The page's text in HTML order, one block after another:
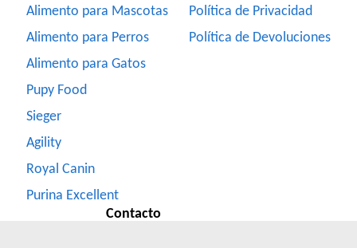
Winy Adultos
Xtreme Dog Criadores Perro Adulto
Xtreme Dog Perro Adulto
Zimpi Perro Adulto
Alimento para Mascotas
Alimento para Perros
Alimento para Gatos
Pupy Food
Sieger
Agility
Royal Canin
Purina Excellent
Política de Privacidad
Política de Devoluciones
Contacto